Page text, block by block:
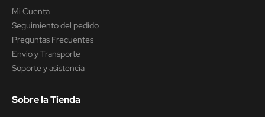
Mi Cuenta
Seguimiento del pedido
Preguntas Frecuentes
Envío y Transporte
Soporte y asistencia
Sobre la Tienda